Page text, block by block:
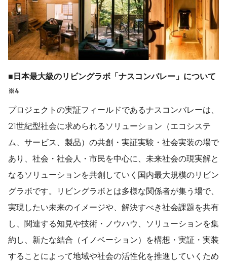
■日本最大級のリビングラボ「ナスコンバレー」について
※4
プロジェクトの実証フィールドであるナスコンバレーは、
21世紀型社会に求められるソリューション（エコシステ
ム、サービス、製品）の共創・実証実験・社会実装の場で
あり、社会・社会人・市民を中心に、未来社会の現実解と
なるソリューションを共創していく国内最大規模のリビン
グラボです。リビングラボとは多様な関係者が集う場で、
実現したい未来のイメージや、解決すべき社会課題を共有
し、関連する知見や技術・ノウハウ、ソリューションを集
約し、新たな結合（イノベーション）を構想・実証・実装
することによって地域や社会の活性化を推進していくため